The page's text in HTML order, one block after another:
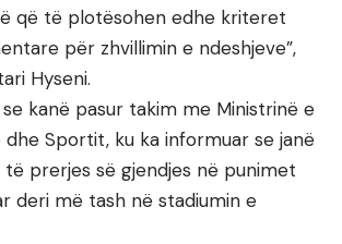
që të plotësohen edhe kriteret
për zhvillimin e ndeshjeve”,
Hyseni.
kanë pasur takim me Ministrinë e
dhe Sportit, ku ka informuar se janë
të prerjes së gjendjes në punimet
deri më tash në stadiumin e